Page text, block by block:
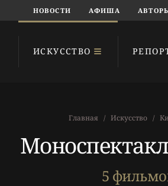
НОВОСТИ АФИША
ИСКУССТВО
Главная Искусство
5